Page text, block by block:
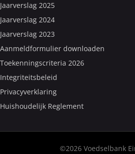
Jaarverslag 2025
Jaarverslag 2024
Jaarverslag 2023
Aanmeldformulier downloaden
Toekenningscriteria 2026
Integriteitsbeleid
Privacyverklaring
Huishoudelijk Reglement
©2026 Voedselbank